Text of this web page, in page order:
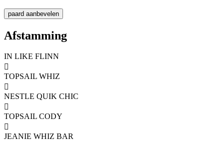
Afstamming
IN LIKE FLINN

TOPSAIL WHIZ

NESTLE QUIK CHIC

TOPSAIL CODY

JEANIE WHIZ BAR